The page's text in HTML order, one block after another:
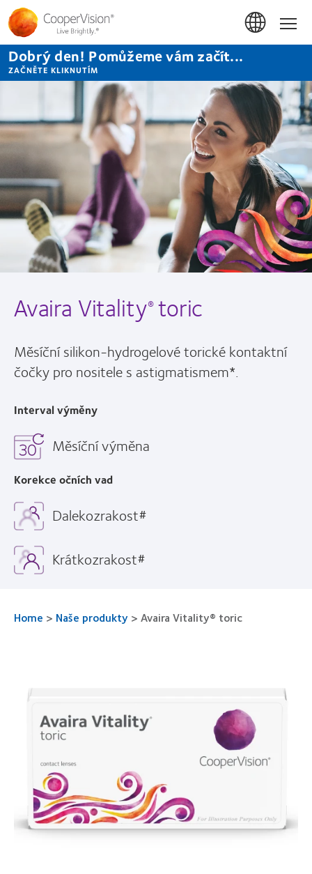
Přejít
hlavnímu
obsahu
Dobrý den! Pomůžeme vám začít...
ZAČNĚTE KLIKNUTÍM
Avaira Vitality®toric
Měsíční silikon-hydrogelové torické kontaktní
čočky pro nositele s astigmatismem*.
Interval výměny
Měsíční výměna
Korekce očních vad
Dalekozrakost#
Krátkozrakost#
Home > Naše produkty > Avaira Vitality® toric